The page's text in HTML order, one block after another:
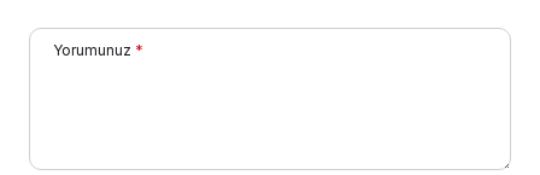
Yorumunuz *